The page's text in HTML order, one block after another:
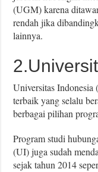
(UGM) karena
rendah jika
lainnya.
Universitas Indonesia
terbaik yang selalu
berbagai pilihan
Program studi
(UI) juga sudah
sejak tahun 2014